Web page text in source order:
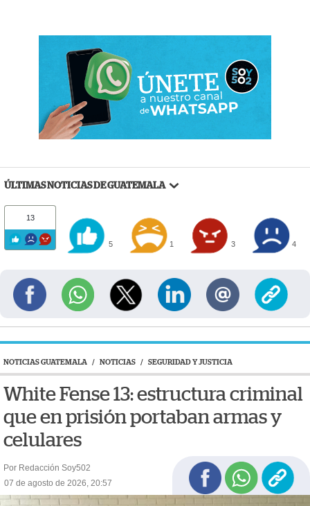
ÚLTIMAS NOTICIAS DE GUATEMALA
13
5 1 3 4
NOTICIAS GUATEMALA / NOTICIAS / SEGURIDAD Y JUSTICIA
White Fense 13: estructura criminal
que en prisión portaban armas y
celulares
Por Redacción Soy502
07 de agosto de 2026, 20:57